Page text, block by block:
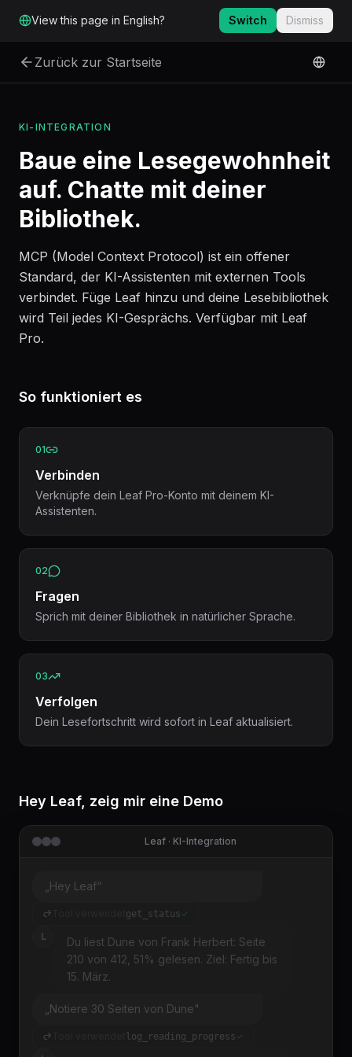
View this page in English? Switch Dismiss
Zurück zur Startseite
KI-INTEGRATION
Baue eine Lesegewohnheit
auf. Chatte mit deiner
Bibliothek.
MCP (Model Context Protocol) ist ein offener
Standard, der KI-Assistenten mit externen Tools
verbindet. Füge Leaf hinzu und deine Lesebibliothek
wird Teil jedes KI-Gesprächs. Verfügbar mit Leaf
Pro.
So funktioniert es
01
Verbinden
Verknüpfe dein Leaf Pro-Konto mit deinem KI-
Assistenten.
02
Fragen
Sprich mit deiner Bibliothek in natürlicher Sprache.
03
Verfolgen
Dein Lesefortschritt wird sofort in Leaf aktualisiert.
Hey Leaf, zeig mir eine Demo
Leaf · KI-Integration
„Hey Leaf“
get_status
L
Du liest Dune von Frank Herbert: Seite
210 von 412, 51% gelesen. Ziel: Fertig bis
15. März.
„Notiere 30 Seiten von Dune"
log_reading_progress